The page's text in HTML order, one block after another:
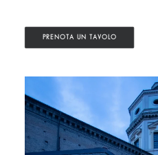
PRENOTA UN TAVOLO